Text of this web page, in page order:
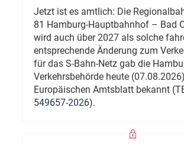
Jetzt ist es amtlich: Die
81 Hamburg-Hauptbahnhof – Bad
wird auch über 2027 als solche
entsprechende Änderung zum
für das S-Bahn-Netz gab die
Verkehrsbehörde heute
Europäischen Amtsblatt bekannt
549657-2026).